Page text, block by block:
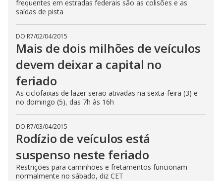
frequentes em estradas federais são as colisões e as
saídas de pista
DO R7/02/04/2015
Mais de dois milhões de veículos
devem deixar a capital no
feriado
As ciclofaixas de lazer serão ativadas na sexta-feira (3) e
no domingo (5), das 7h às 16h
DO R7/03/04/2015
Rodízio de veículos está
suspenso neste feriado
Restrições para caminhões e fretamentos funcionam
normalmente no sábado, diz CET